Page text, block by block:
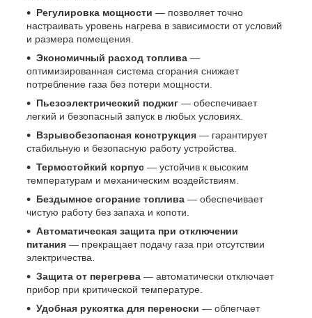
Регулировка мощности — позволяет точно
настраивать уровень нагрева в зависимости от условий
и размера помещения.
Экономичный расход топлива —
оптимизированная система сгорания снижает
потребление газа без потери мощности.
Пьезоэлектрический поджиг — обеспечивает
легкий и безопасный запуск в любых условиях.
Взрывобезопасная конструкция — гарантирует
стабильную и безопасную работу устройства.
Термостойкий корпус — устойчив к высоким
температурам и механическим воздействиям.
Бездымное сгорание топлива — обеспечивает
чистую работу без запаха и копоти.
Автоматическая защита при отключении
питания — прекращает подачу газа при отсутствии
электричества.
Защита от перегрева — автоматически отключает
прибор при критической температуре.
Удобная рукоятка для переноски — облегчает